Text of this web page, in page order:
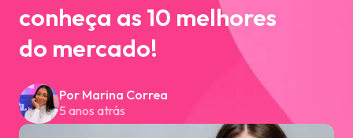
conheça as 10 melhores
do mercado!
Por Marina Correa
5 anos atrás